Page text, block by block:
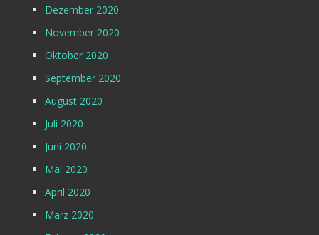
Dezember 2020
November 2020
Oktober 2020
September 2020
August 2020
Juli 2020
Juni 2020
Mai 2020
April 2020
März 2020